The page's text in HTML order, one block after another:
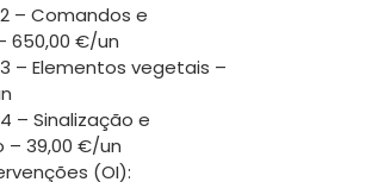
– Comandos e
650,00 €/un
– Elementos vegetais –
– Sinalização e
– 39,00 €/un
(OI):